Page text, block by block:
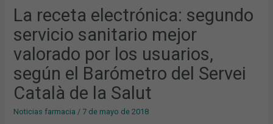
La receta electrónica: segundo
servicio sanitario mejor
valorado por los usuarios,
según el Barómetro del Servei
Català de la Salut
Noticias farmacia / 7 de mayo de 2018
LOS
USUARIOS,
SEGÚN
EL
BARÓMETRO
DEL
SERVEI
CATALÀ
DE
SALUT